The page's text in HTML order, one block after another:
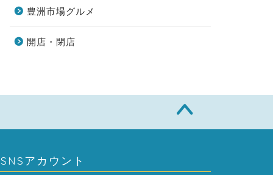
豊洲市場グルメ
開店・閉店
SNSアカウント